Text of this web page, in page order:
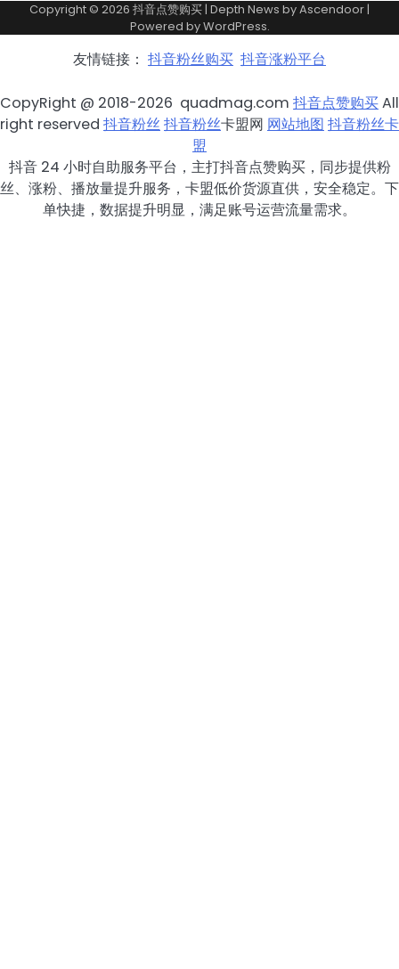
Copyright © 2026 抖音点赞购买 | Depth News byAscendoor |
Powered byWordPress.
友情链接： 抖音粉丝购买 抖音涨粉平台
CopyRight @ 2018-2026 quadmag.com 抖音点赞购买All
right reserved 抖音粉丝 抖音粉丝卡盟网 网站地图 抖音粉丝卡
盟
抖音 24 小时自助服务平台，主打抖音点赞购买，同步提供粉
丝、涨粉、播放量提升服务，卡盟低价货源直供，安全稳定。下
单快捷，数据提升明显，满足账号运营流量需求。